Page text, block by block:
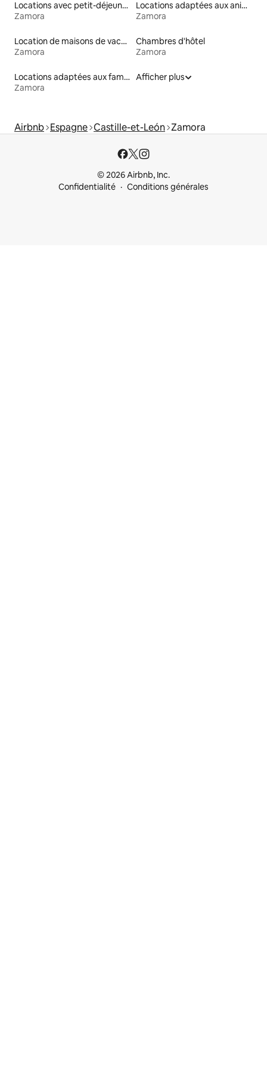
Locations avec petit-déjeuner
Zamora
Locations adaptées aux animaux
Zamora
Location de maisons de vacances
Zamora
Chambres d'hôtel
Zamora
Locations adaptées aux familles
Zamora
Afficher plus
Airbnb Espagne Castille-et-León Zamora
© 2026 Airbnb, Inc.
Confidentialité
Conditions générales